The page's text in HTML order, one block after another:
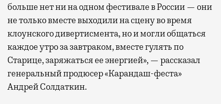
больше нет ни на одном фестивале в России — они
не только вместе выходили на сцену во время
клоунского дивертисмента, но и могли общаться
каждое утро за завтраком, вместе гулять по
Старице, заряжаться ее энергией», — рассказал
генеральный продюсер «Карандаш-феста»
Андрей Солдаткин.